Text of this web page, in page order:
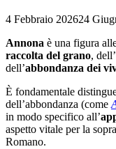
4 Febbraio 202624
Annona è una figura
raccolta del grano, dell’
dell’abbondanza dei
È fondamentale
dell’abbondanza (come
in modo specifico all’
aspetto vitale per la
Romano.